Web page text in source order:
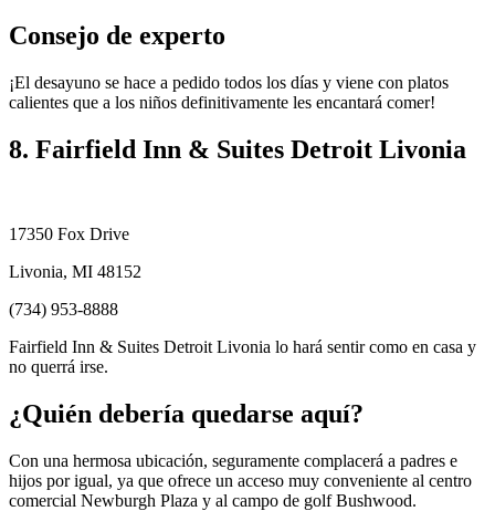
Consejo de experto
¡El desayuno se hace a pedido todos los días y viene con platos
calientes que a los niños definitivamente les encantará comer!
8. Fairfield Inn & Suites Detroit Livonia
17350 Fox Drive
Livonia, MI 48152
(734) 953-8888
Fairfield Inn & Suites Detroit Livonia lo hará sentir como en casa y
no querrá irse.
¿Quién debería quedarse aquí?
Con una hermosa ubicación, seguramente complacerá a padres e
hijos por igual, ya que ofrece un acceso muy conveniente al centro
comercial Newburgh Plaza y al campo de golf Bushwood.